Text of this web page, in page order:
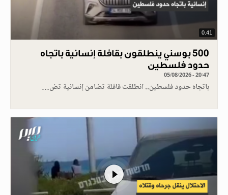
0.41
500 بوسني ينطلقون بقافلة إنسانية باتجاه
حدود فلسطين
05/08/2026 - 20:47
باتجاه حدود فلسطين.. انطلقت قافلة تضامن إنسانية تض…